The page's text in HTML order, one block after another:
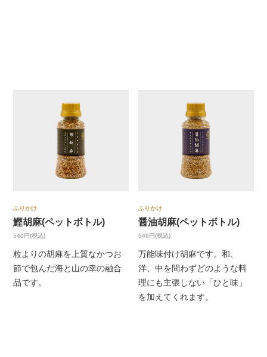
ふりかけ
鰹胡麻(ペットボトル)
540円(税込)
粒よりの胡麻を上質なかつお
節で包んだ海と山の幸の融合
品です。
ふりかけ
醤油胡麻(ペットボトル)
540円(税込)
万能味付け胡麻です。和、
洋、中を問わずどのような料
理にも主張しない「ひと味」
を加えてくれます。